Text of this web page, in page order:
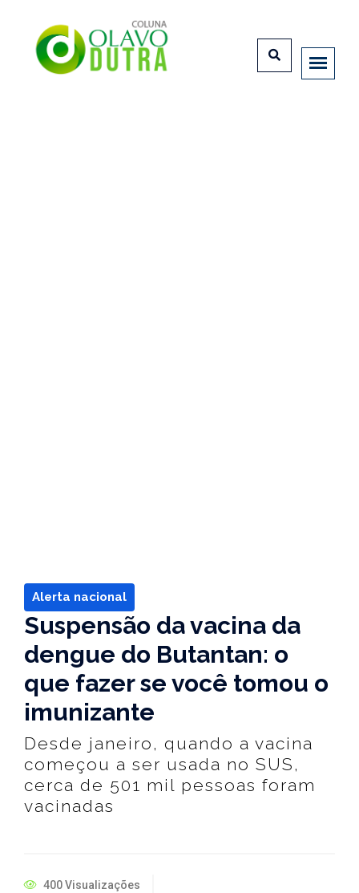
Alerta nacional
Suspensão da vacina da
dengue do Butantan: o
que fazer se você tomou o
imunizante
Desde janeiro, quando a vacina
começou a ser usada no SUS,
cerca de 501 mil pessoas foram
vacinadas
400 Visualizações